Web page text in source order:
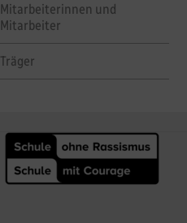
Mitarbeiterinnen und
Mitarbeiter
Träger